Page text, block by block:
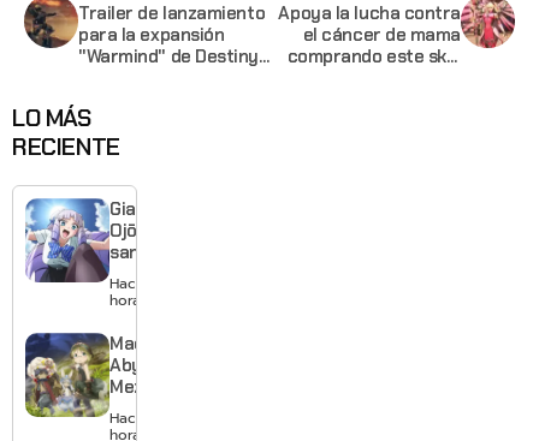
Trailer de lanzamiento
para la expansión
"Warmind" de Destiny
Apoya la lucha contra
el cáncer de mama
comprando este skin
LO MÁS
RECIENTE
Giant
Ojō-
sama
revela
visual y
estreno
para
enero de
Hace 8
horas
Made in
Abyss:
Mezameru
Shinpi
revela
Hace 10
horas